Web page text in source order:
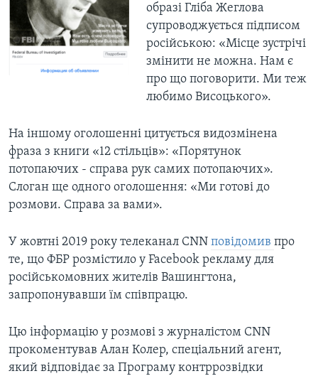
образі Гліба Жеглова
супроводжується підписом
російською: «Місце зустрічі
змінити не можна. Нам є
про що поговорити. Ми теж
любимо Висоцького».
На іншому оголошенні цитується видозмінена
фраза з книги «12 стільців»: «Порятунок
потопаючих - справа рук самих потопаючих».
Слоган ще одного оголошення: «Ми готові до
розмови. Справа за вами».
У жовтні 2019 року телеканал CNN повідомив про
те, що ФБР розмістило у Facebook рекламу для
російськомовних жителів Вашингтона,
запропонувавши їм співпрацю.
Цю інформацію у розмові з журналістом CNN
прокоментував Алан Колер, спеціальний агент,
який відповідає за Програму контррозвідки